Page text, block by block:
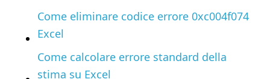
Come eliminare codice errore 0xc004f074
Excel
Come calcolare errore standard della
stima su Excel